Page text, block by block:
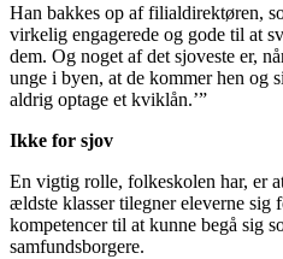
Han bakkes op af filialdirektøren,
virkelig engagerede og gode til at
dem. Og noget af det sjoveste er,
unge i byen, at de kommer hen og
aldrig optage et kviklån.’”
Ikke for sjov
En vigtig rolle, folkeskolen har, er
ældste klasser tilegner eleverne sig
kompetencer til at kunne begå sig
samfundsborgere.